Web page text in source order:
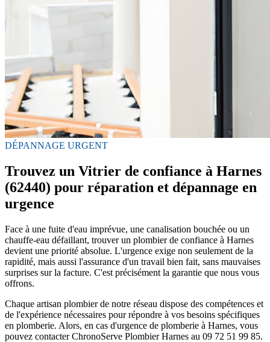
DÉPANNAGE URGENT
Trouvez un Vitrier de confiance à Harnes
(62440) pour réparation et dépannage en
urgence
Face à une fuite d'eau imprévue, une canalisation bouchée ou un
chauffe-eau défaillant, trouver un plombier de confiance à Harnes
devient une priorité absolue. L'urgence exige non seulement de la
rapidité, mais aussi l'assurance d'un travail bien fait, sans mauvaises
surprises sur la facture. C'est précisément la garantie que nous vous
offrons.
Chaque artisan plombier de notre réseau dispose des compétences et
de l'expérience nécessaires pour répondre à vos besoins spécifiques
en plomberie. Alors, en cas d'urgence de plomberie à Harnes, vous
pouvez contacter ChronoServe Plombier Harnes au 09 72 51 99 85.